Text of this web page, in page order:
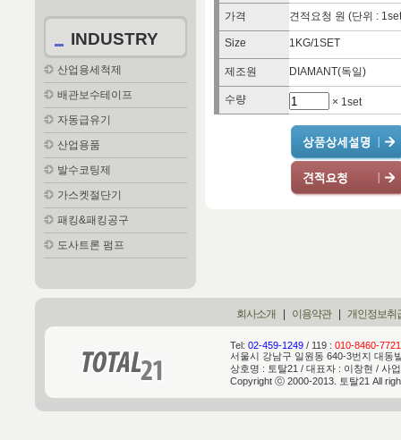
INDUSTRY
산업용세척제
배관보수테이프
자동급유기
산업용품
발수코팅제
가스켓절단기
패킹&패킹공구
도사트론 펌프
가격 견적요청 원 (단위 :
Size 1KG/1SET
제조원 DIAMANT(독일)
수량 × 1set
회사소개 이용약관| 개인정보취
Tel: 02-459-1249/ 119 : 010-8460-7721
서울시 강남구 일원동 640-3번지 대동
상호명 : 토탈21 / 대표자 : 이창현 / 사
Copyright ⓒ 2000-2013. 토탈21 All